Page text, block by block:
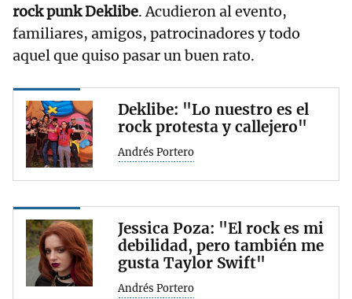
rock punk Deklibe. Acudieron al evento,
familiares, amigos, patrocinadores y todo
aquel que quiso pasar un buen rato.
Deklibe: "Lo nuestro es el
rock protesta y callejero"
Andrés Portero
Jessica Poza: "El rock es mi
debilidad, pero también me
gusta Taylor Swift"
Andrés Portero